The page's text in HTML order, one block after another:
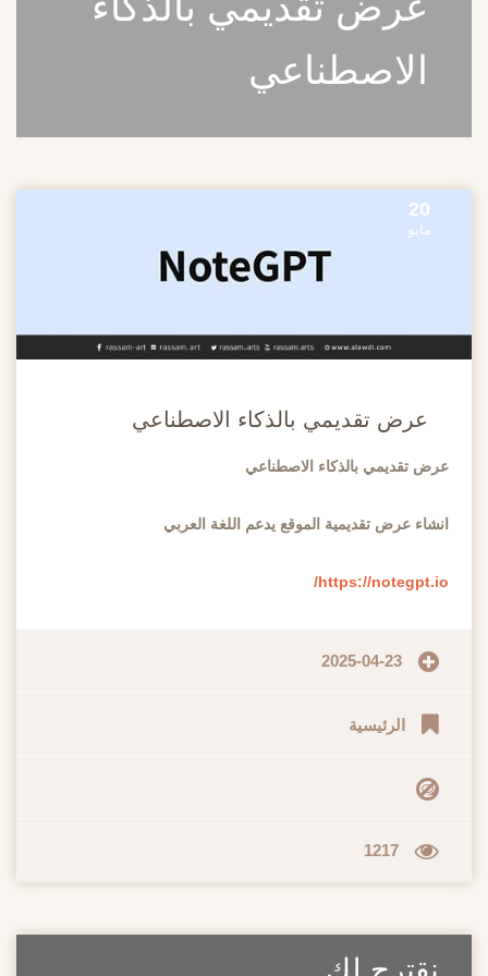
الاصطناعي
20
مايو
عرض تقديمي بالذكاء الاصطناعي
عرض تقديمي بالذكاء الاصطناعي
انشاء عرض تقديمية الموقع يدعم اللغة العربي
https://notegpt.io/
2025-04-23
الرئيسية
1217